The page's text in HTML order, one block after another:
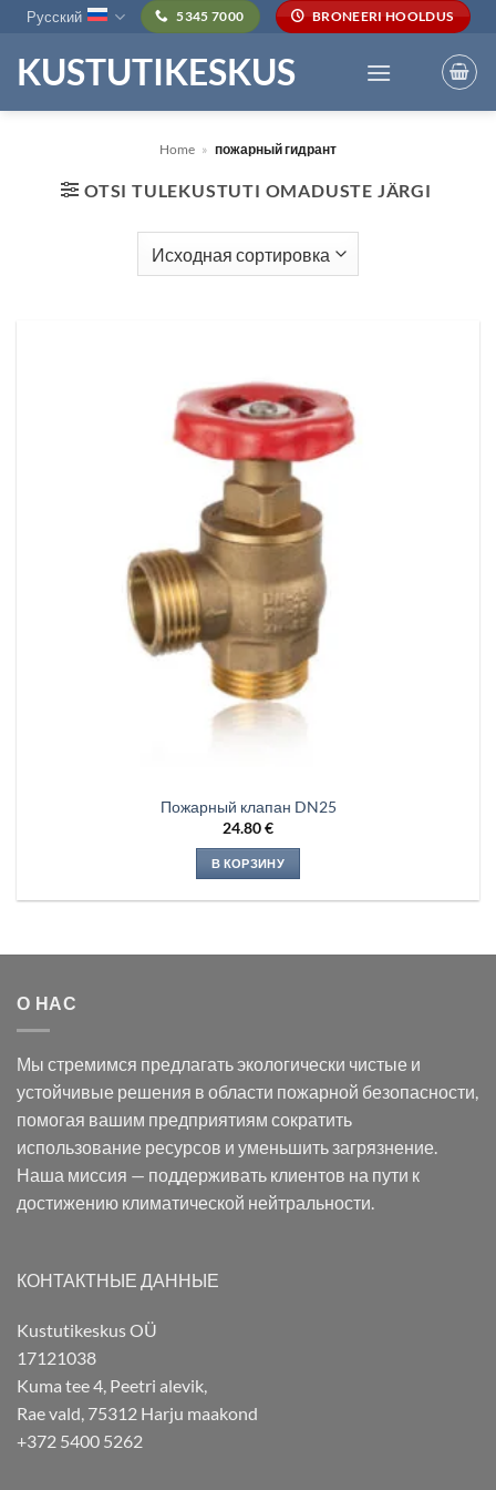
Skip
content
Русский 5345 7000 BRONEERI HOOLDUS
KUSTUTIKESKUS
Home » пожарный гидрант
OTSI TULEKUSTUTI OMADUSTE JÄRGI
Пожарный клапан DN25
24.80€
В КОРЗИНУ
О НАС
Мы стремимся предлагать экологически чистые и
устойчивые решения в области пожарной безопасности,
помогая вашим предприятиям сократить
использование ресурсов и уменьшить загрязнение.
Наша миссия — поддерживать клиентов на пути к
достижению климатической нейтральности.
КОНТАКТНЫЕ ДАННЫЕ
Kustutikeskus OÜ
17121038
Kuma tee 4, Peetri alevik,
Rae vald, 75312 Harju maakond
+372 5400 5262